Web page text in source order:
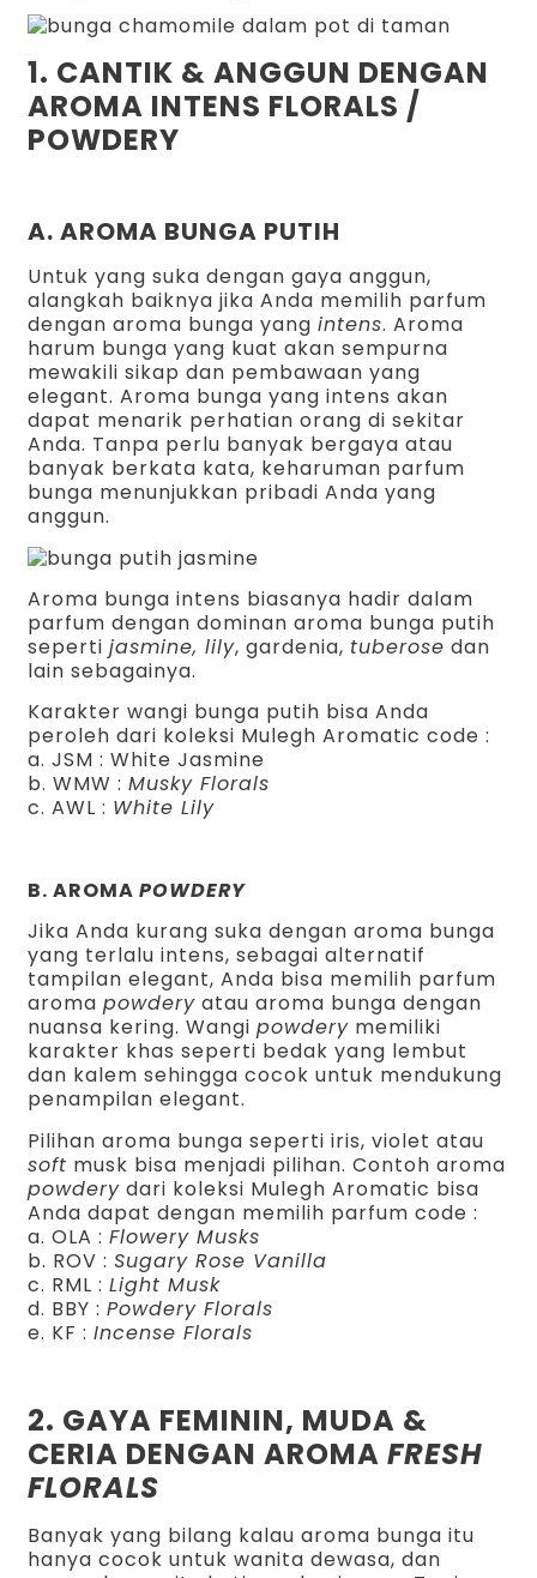
1. CANTIK & ANGGUN DENGAN
AROMA INTENS FLORALS /
POWDERY
A. AROMA BUNGA PUTIH
Untuk yang suka dengan gaya anggun,
alangkah baiknya jika Anda memilih parfum
dengan aroma bunga yangintens. Aroma
harum bunga yang kuat akan sempurna
mewakili sikap dan pembawaan yang
elegant. Aroma bunga yang intens akan
dapat menarik perhatian orang di sekitar
Anda. Tanpa perlu banyak bergaya atau
banyak berkata kata, keharuman parfum
bunga menunjukkan pribadi Anda yang
anggun.
Aroma bunga intens biasanya hadir dalam
parfum dengan dominan aroma bunga putih
sepertijasmine, lily, gardenia, tuberose dan
lain sebagainya.
Karakter wangi bunga putih bisa Anda
peroleh dari koleksi Mulegh Aromatic code :
a. JSM : White Jasmine
b. WMW :Musky Florals
c. AWL : White Lily
B. AROMAPOWDERY
Jika Anda kurang suka dengan aroma bunga
yang terlalu intens, sebagai alternatif
tampilan elegant, Anda bisa memilih parfum
aromapowdery atau aroma bunga dengan
nuansa kering. Wangipowdery memiliki
karakter khas seperti bedak yang lembut
dan kalem sehingga cocok untuk mendukung
penampilan elegant.
Pilihan aroma bunga seperti iris, violet atau
soft musk bisa menjadi pilihan. Contoh aroma
powdery dari koleksi Mulegh Aromatic bisa
Anda dapat dengan memilih parfum code :
a. OLA :Flowery Musks
b. ROV :Sugary Rose Vanilla
c. RML :Light Musk
d. BBY :Powdery Florals
e. KF :Incense Florals
2. GAYA FEMININ, MUDA &
CERIA DENGAN AROMAFRESH
FLORALS
Banyak yang bilang kalau aroma bunga itu
hanya cocok untuk wanita dewasa, dan